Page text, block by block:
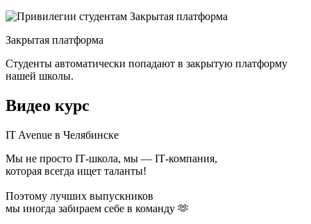
Закрытая платформа
Студенты автоматически попадают в закрытую платформу
нашей школы.
Видео курс
IT Avenue в Челябинске
Мы не просто ІТ-школа, мы — ІТ-компания,
которая всегда ищет таланты!
Поэтому лучших выпускников
мы иногда забираем себе в команду 🫶